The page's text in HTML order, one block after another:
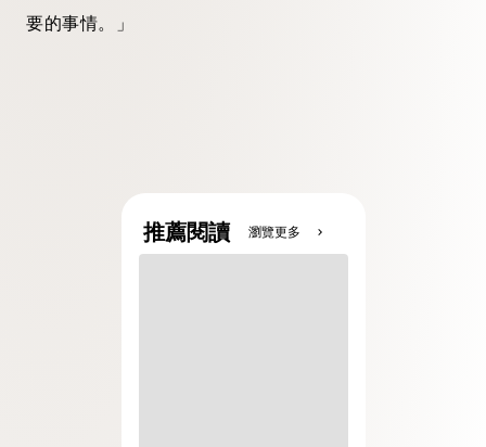
要的事情。」
推薦閱讀 瀏覽更多 chevron_right